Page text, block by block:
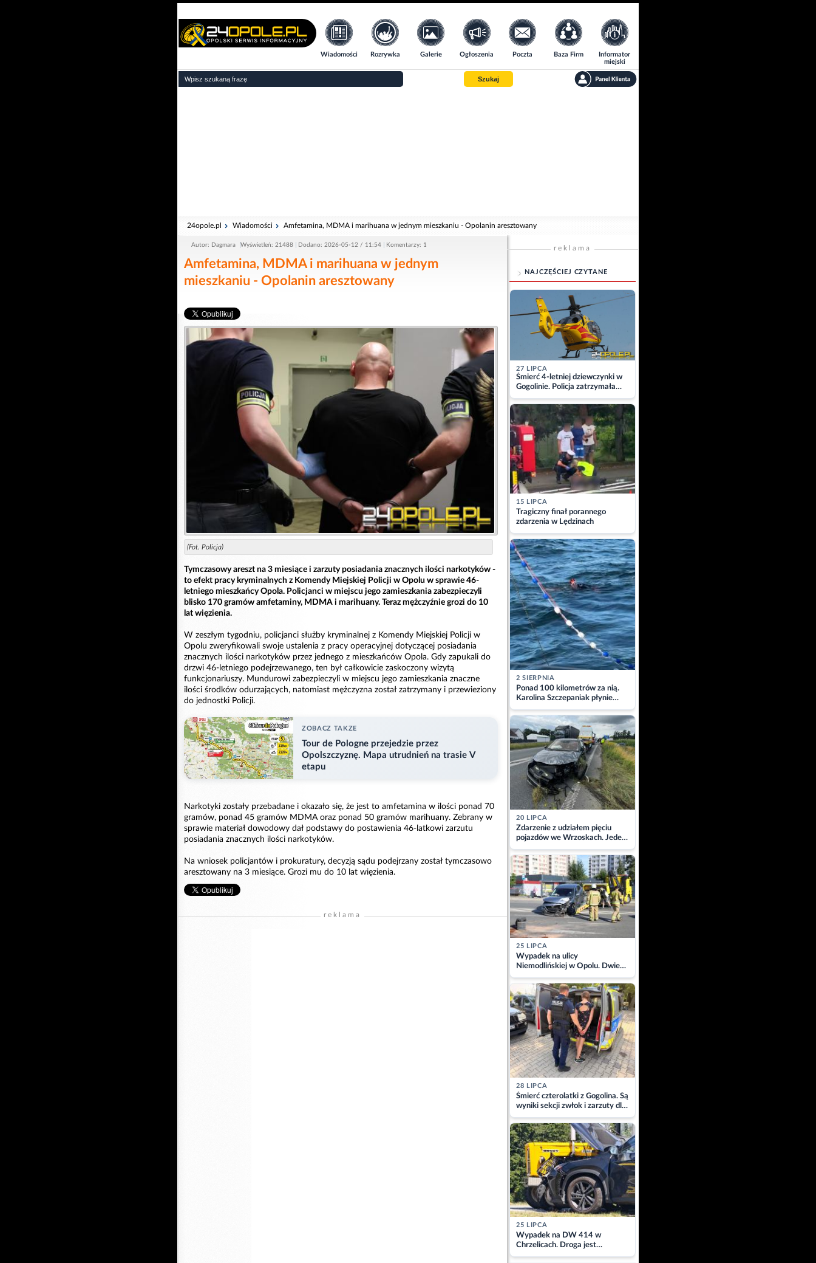
Wiadomości Rozrywka Galerie Ogłoszenia Poczta Baza Firm
Informator
miejski
Szukaj
24opole.pl Wiadomości Amfetamina, MDMA i marihuana w jednym mieszkaniu - Opolanin aresztowany
Autor: Dagmara Wyświetleń: 21488 Dodano: 2026-05-12 / 11:54 Komentarzy: 1
Amfetamina, MDMA i marihuana w jednym
mieszkaniu - Opolanin aresztowany
(Fot. Policja)
Tymczasowy areszt na 3 miesiące i zarzuty posiadania znacznych ilości narkotyków -
to efekt pracy kryminalnych z Komendy Miejskiej Policji w Opolu w sprawie 46-
letniego mieszkańcy Opola. Policjanci w miejscu jego zamieszkania zabezpieczyli
blisko 170 gramów amfetaminy, MDMA i marihuany. Teraz mężczyźnie grozi do 10
lat więzienia.
W zeszłym tygodniu, policjanci służby kryminalnej z Komendy Miejskiej Policji w
Opolu zweryfikowali swoje ustalenia z pracy operacyjnej dotyczącej posiadania
znacznych ilości narkotyków przez jednego z mieszkańców Opola. Gdy zapukali do
drzwi 46-letniego podejrzewanego, ten był całkowicie zaskoczony wizytą
funkcjonariuszy. Mundurowi zabezpieczyli w miejscu jego zamieszkania znaczne
ilości środków odurzających, natomiast mężczyzna został zatrzymany i przewieziony
do jednostki Policji.
ZOBACZ TAKZE
Tour de Pologne przejedzie przez
Opolszczyznę. Mapa utrudnień na trasie V
etapu
Narkotyki zostały przebadane i okazało się, że jest to amfetamina w ilości ponad 70
gramów, ponad 45 gramów MDMA oraz ponad 50 gramów marihuany. Zebrany w
sprawie materiał dowodowy dał podstawy do postawienia 46-latkowi zarzutu
posiadania znacznych ilości narkotyków.
Na wniosek policjantów i prokuratury, decyzją sądu podejrzany został tymczasowo
aresztowany na 3 miesiące. Grozi mu do 10 lat więzienia.
reklama
reklama
NAJCZĘŚCIEJ CZYTANE
27 LIPCA
Śmierć 4-letniej dziewczynki w
Gogolinie. Policja zatrzymała
matkę
15 LIPCA
Tragiczny finał porannego
zdarzenia w Lędzinach
2 SIERPNIA
Ponad 100 kilometrów za nią.
Karolina Szczepaniak płynie
przez Bałtyk dla Piotra.
Aktualizacja
20 LIPCA
Zdarzenie z udziałem pięciu
pojazdów we Wrzoskach. Jeden
z kierowców zabrany w
kajdankach
25 LIPCA
Wypadek na ulicy
Niemodlińskiej w Opolu. Dwie
osoby w szpitalu
28 LIPCA
Śmierć czterolatki z Gogolina. Są
wyniki sekcji zwłok i zarzuty dla
matki
25 LIPCA
Wypadek na DW 414 w
Chrzelicach. Droga jest
zablokowana